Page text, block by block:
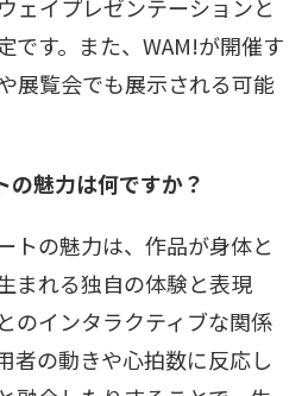
ェイプレゼンテーションと
です。また、WAM!が開催す
展覧会でも展示される可能
の魅力は何ですか？
トの魅力は、作品が身体と
まれる独自の体験と表現
のインタラクティブな関係
者の動きや心拍数に反応し